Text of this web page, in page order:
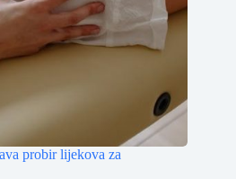
probir lijekova za